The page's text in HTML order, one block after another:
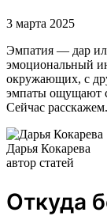
3 марта 2025
Эмпатия — дар
эмоциональный
окружающих, с
эмпаты ощущают
Сейчас расскажем.
Дарья Кокарева
автор статей
Откуда